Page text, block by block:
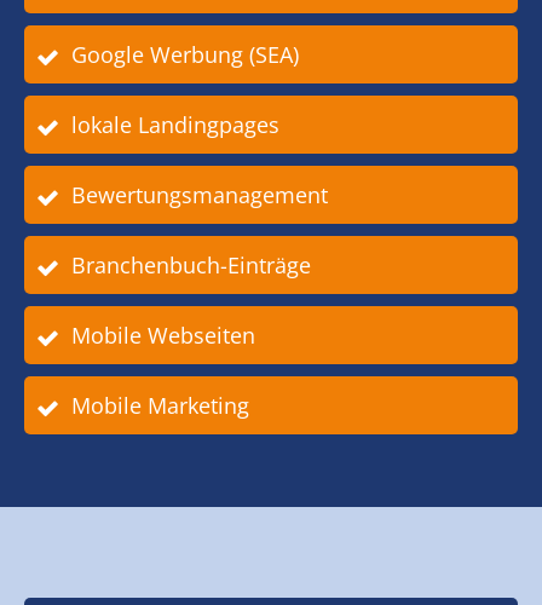
Google Werbung (SEA)
lokale Landingpages
Bewertungsmanagement
Branchenbuch-Einträge
Mobile Webseiten
Mobile Marketing